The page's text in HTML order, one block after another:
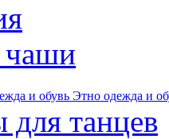
Этно одежда и
танцев